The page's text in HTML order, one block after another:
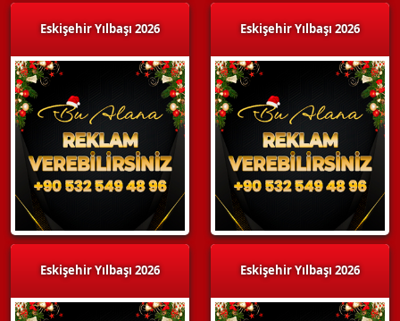
Eskişehir Yılbaşı 2026
Eskişehir Yılbaşı 2026
Eskişehir Yılbaşı 2026
Eskişehir Yılbaşı 2026